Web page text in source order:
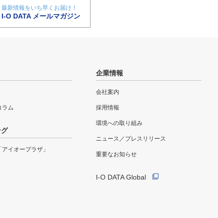
最新情報をいち早くお届け！
I-O DATA メールマガジン
ラム
イオープラザ」
企業情報
会社案内
採用情報
環境への取り組み
ニュース／プレスリリース
重要なお知らせ
I-O DATA Global